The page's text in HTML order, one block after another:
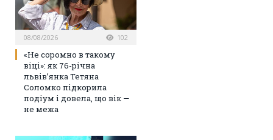
08/08/2026 102
«Не соромно в такому
віці»: як 76-річна
львів’янка Тетяна
Соломко підкорила
подіум і довела, що вік —
не межа